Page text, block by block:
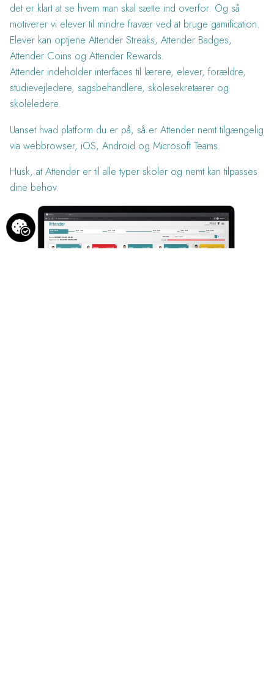
det er klart at se hvem man skal sætte ind overfor. Og så
motiverer vi elever til mindre fravær ved at bruge gamification.
Elever kan optjene Attender Streaks, Attender Badges,
Attender Coins og Attender Rewards.
Attender indeholder interfaces til lærere, elever, forældre,
studievejledere, sagsbehandlere, skolesekretærer og
skoleledere.
Uanset hvad platform du er på, så er Attender nemt tilgængelig
via webbrowser, iOS, Android og Microsoft Teams.
Husk, at Attender er til alle typer skoler og nemt kan tilpasses
dine behov.